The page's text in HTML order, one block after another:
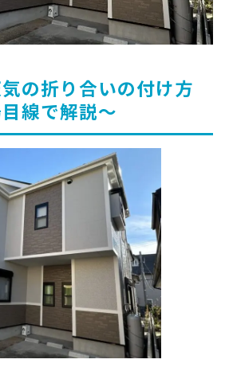
の折り合いの付け方
線で解説～